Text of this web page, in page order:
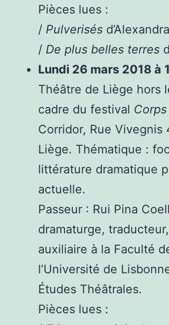
Pièces lues :
/ Pulverisés
/ De plus belles terres
Lundi 26 mars 2018 à
Théâtre de Liège hors
cadre du festival
Corridor, Rue Vivegnis
Liège. Thématique :
littérature dramatique
actuelle.
Passeur : Rui Pina
dramaturge,
auxiliaire à la Faculté
l’Université de
Études Théâtrales.
Pièces lues :